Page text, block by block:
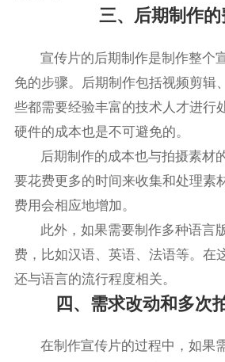
三、后期制作的
宣传片的后期制作是制作整个
免的步骤。后期制作包括视频剪辑
些都需要经验丰富的技术人才进行
硬件的成本也是不可避免的。
后期制作的成本也与拍摄素材
要花费更多的时间来收集和处理素
费用会相应地增加。
此外，如果需要制作多种语言
费，比如汉语、英语、法语等。在
还与语言的流行程度相关。
四、需求改动和多次
在制作宣传片的过程中，如果